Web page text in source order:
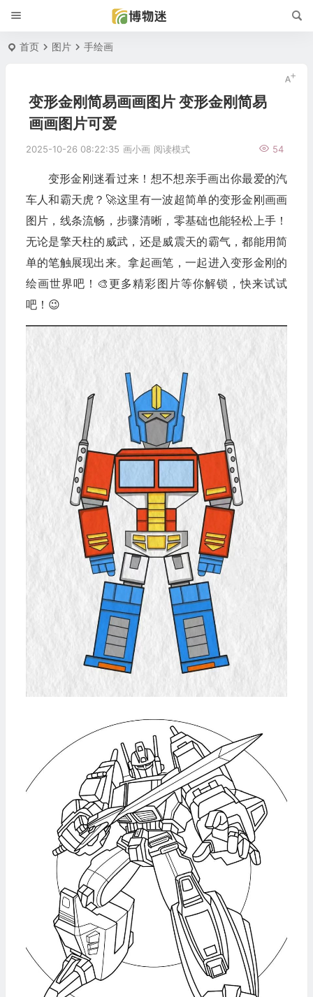
首页 图片 手绘画
变形金刚简易画画图片 变形金刚简易
画画图片可爱
2025-10-26 08:22:35 画小画 54
阅读模式
变形金刚迷看过来！想不想亲手画出你最爱的汽
车人和霸天虎？🚀这里有一波超简单的变形金刚画画
图片，线条流畅，步骤清晰，零基础也能轻松上手！
无论是擎天柱的威武，还是威震天的霸气，都能用简
单的笔触展现出来。拿起画笔，一起进入变形金刚的
绘画世界吧！🎨更多精彩图片等你解锁，快来试试
吧！😉